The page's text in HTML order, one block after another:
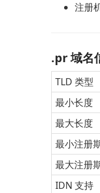
注册
.pr 域名
TLD 类型
最小长度
最大长度
最小注册
最大注册
IDN 支持